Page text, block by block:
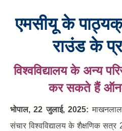
एमसीयू के
राउंड के
विश्वविद्यालय के अन्य
कर सकते हैं
भोपाल, 22 जुलाई, 2025: माखनलाल
संचार विश्वविद्यालय के शैक्षणिक